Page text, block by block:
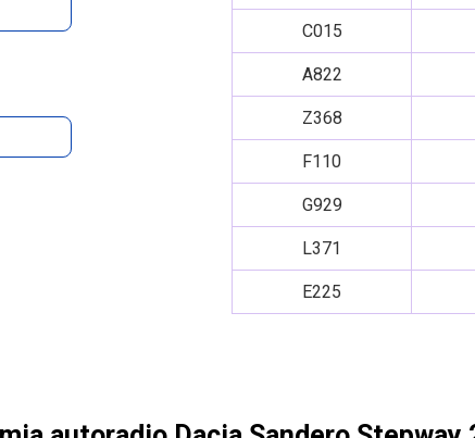
C015
A822
Z368
F110
G929
L371
E225